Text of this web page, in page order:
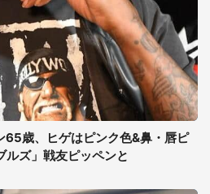
65歳、ヒゲはピンク色&鼻・唇ピ
ルズ」戦友ピッペンと